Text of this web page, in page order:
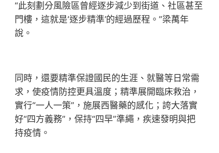
“此刻劃分風險區曾經逐步減少到街道、社區甚至
門樓，這就是‘逐步精準’的經過歷程。”梁萬年
說。
同時，還要精準保證國民的生涯、就醫等日常需
求，使疫情防控更具溫度；精準展開臨床救治，
實行“一人一策”，施展西醫藥的感化；誇大落實
好“四方義務”，保持“四早”準繩，疾速發明與把
持疫情。